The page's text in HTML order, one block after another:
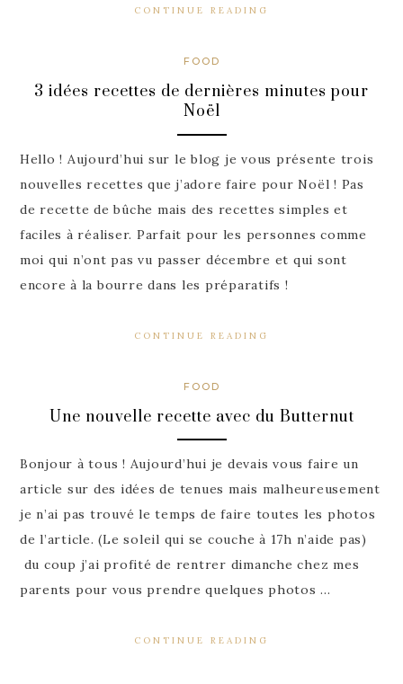
CONTINUE READING
FOOD
3 idées recettes de dernières minutes pour
Noël
Hello ! Aujourd’hui sur le blog je vous présente trois
nouvelles recettes que j’adore faire pour Noël ! Pas
de recette de bûche mais des recettes simples et
faciles à réaliser. Parfait pour les personnes comme
moi qui n’ont pas vu passer décembre et qui sont
encore à la bourre dans les préparatifs !
CONTINUE READING
FOOD
Une nouvelle recette avec du Butternut
Bonjour à tous ! Aujourd’hui je devais vous faire un
article sur des idées de tenues mais malheureusement
je n’ai pas trouvé le temps de faire toutes les photos
de l’article. (Le soleil qui se couche à 17h n’aide pas)
du coup j’ai profité de rentrer dimanche chez mes
parents pour vous prendre quelques photos …
CONTINUE READING